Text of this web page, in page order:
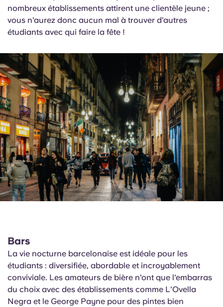
nombreux établissements attirent une clientèle jeune ;
vous n'aurez donc aucun mal à trouver d'autres
étudiants avec qui faire la fête !
Bars
La vie nocturne barcelonaise est idéale pour les
étudiants : diversifiée, abordable et incroyablement
conviviale. Les amateurs de bière n'ont que l'embarras
du choix avec des établissements comme L'Ovella
Negra et le George Payne pour des pintes bien